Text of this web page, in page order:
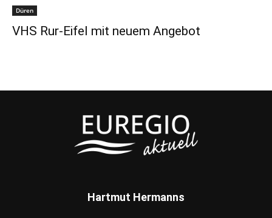
Düren
VHS Rur-Eifel mit neuem Angebot
Hartmut Hermanns